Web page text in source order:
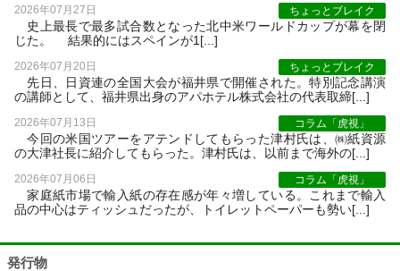
2026年07月27日 ちょっとブレイク
史上最長で最多試合数となった北中米ワールドカップが幕を閉
じた。 結果的にはスペインが1[...]
2026年07月20日 ちょっとブレイク
先日、日資連の全国大会が福井県で開催された。特別記念講演
の講師として、福井県出身のアパホテル株式会社の代表取締[...]
2026年07月13日 コラム「虎視」
今回の米国ツアーをアテンドしてもらった津村氏は、㈱紙資源
の大津社長に紹介してもらった。津村氏は、以前まで海外の[...]
2026年07月06日 コラム「虎視」
家庭紙市場で輸入紙の存在感が年々増している。これまで輸入
品の中心はティッシュだったが、トイレットペーパーも勢い[...]
発行物